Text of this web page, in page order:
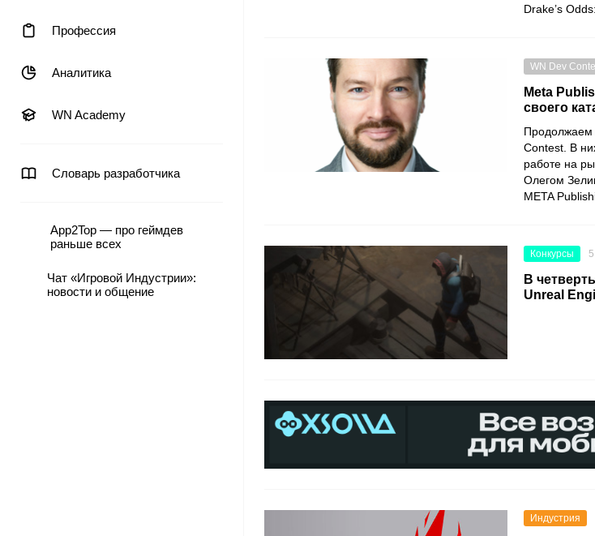
Профессия
Аналитика
WN Academy
Словарь разработчика
App2Top — про геймдев
раньше всех
Чат «Игровой Индустрии»:
новости и общение
Drake’s
WN Dev
Meta
своего
Продолжаем
Contest . В
работе на
Олегом
META
Конкурсы
В
Unreal
Индустрия